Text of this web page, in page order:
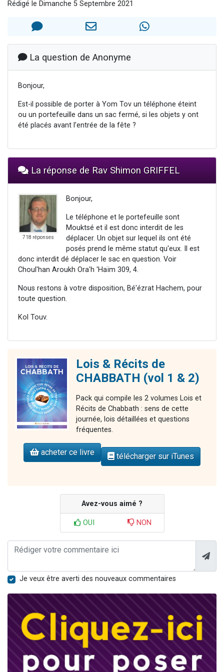
30 personnes viennent de faire un don pour Sauvez la jambe de Yohan
12 nouvelles musiques dans Torah-Box Music
29 personnes viennent de demander une bénédiction
Rédigé le Dimanche 5 Septembre 2021
La question de Anonyme
Bonjour,
Est-il possible de porter à Yom Tov un téléphone éteint
ou un portefeuille dans un sac fermé, si les objets y ont
été placés avant l’entrée de la fête ?
La réponse de Rav Shimon GRIFFEL
718 réponses
Bonjour,
Le téléphone et le portefeuille sont
Mouktsé et il est donc interdit de les
déplacer. Un objet sur lequel ils ont été
posés prend le même statut qu'eux. Il est
donc interdit dé déplacer le sac en question. Voir
Choul'han Aroukh Ora'h 'Haïm 309, 4.
Nous restons à votre disposition, Bé'ézrat Hachem, pour
toute question.
Kol Touv.
Lois & Récits de
CHABBATH (vol 1 & 2)
Pack qui compile les 2 volumes Lois et
Récits de Chabbath : sens de cette
journée, lois détaillées et questions
fréquentes.
acheter ce livre télécharger sur iTunes
Avez-vous aimé ?
OUI NON
Je veux être averti des nouveaux commentaires